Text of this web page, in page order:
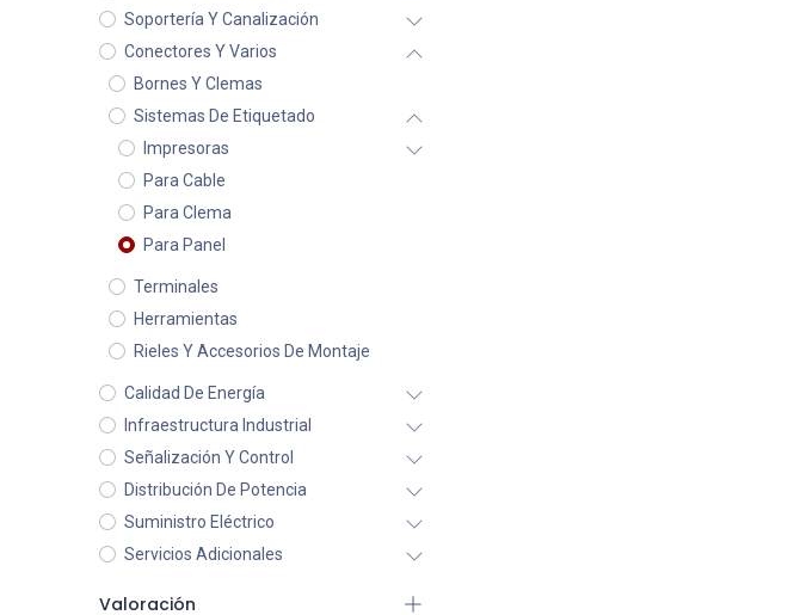
Soportería Y Canalización
Conectores Y Varios
Bornes Y Clemas
Sistemas De Etiquetado
Impresoras
Para Cable
Para Clema
Para Panel
Terminales
Herramientas
Rieles Y Accesorios De Montaje
Calidad De Energía
Infraestructura Industrial
Señalización Y Control
Distribución De Potencia
Suministro Eléctrico
Servicios Adicionales
Valoración